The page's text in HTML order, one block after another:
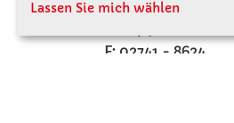
A - 3121 Karlstetten
F: 02741 - 8624
Lassen Sie mich wählen